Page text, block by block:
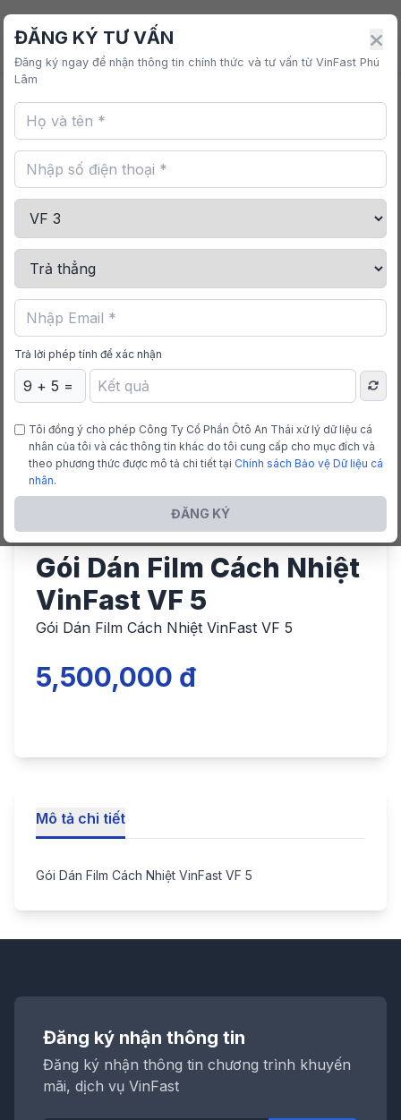
VINFAST PHÚ LÂM
Trang chủ
VinFast VF 5
Gói Dán Film Cách Nhiệt
VinFast VF 5
Gói Dán Film Cách Nhiệt VinFast VF 5
5,500,000 đ
Mô tả chi tiết
Gói Dán Film Cách Nhiệt VinFast VF 5
Đăng ký nhận thông tin
Đăng ký nhận thông tin chương trình khuyến
mãi, dịch vụ VinFast
ĐĂNG KÝ TƯ VẤN
Đăng ký ngay để nhận thông tin chính thức và tư vấn từ VinFast Phú
Lâm
Trả lời phép tính để xác nhận
Tôi đồng ý cho phép Công Ty Cổ Phần Ôtô An Thái xử lý dữ liệu cá
nhân của tôi và các thông tin khác do tôi cung cấp cho mục đích và
theo phương thức được mô tả chi tiết tại Chính sách Bảo vệ Dữ liệu cá
nhân.
ĐĂNG KÝ